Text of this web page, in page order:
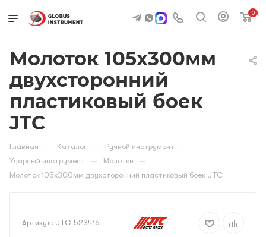
0
Молоток 105х300мм
двухсторонний
пластиковый боек
JTC
Главная — Каталог — Ручной инструмент —
Ударный инструмент — Молотки —
Молоток 105х300мм двухсторонний пластиковый боек JTC
Артикул: JTC-523416